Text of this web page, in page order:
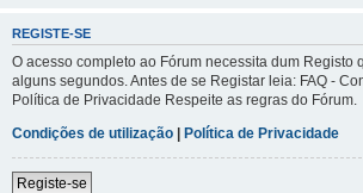
REGISTE-SE
O acesso completo ao Fórum necessita dum Registo
alguns segundos. Antes de se Registar leia: FAQ -
Política de Privacidade Respeite as regras do Fórum.
Condições de utilização | Política de Privacidade
Registe-se